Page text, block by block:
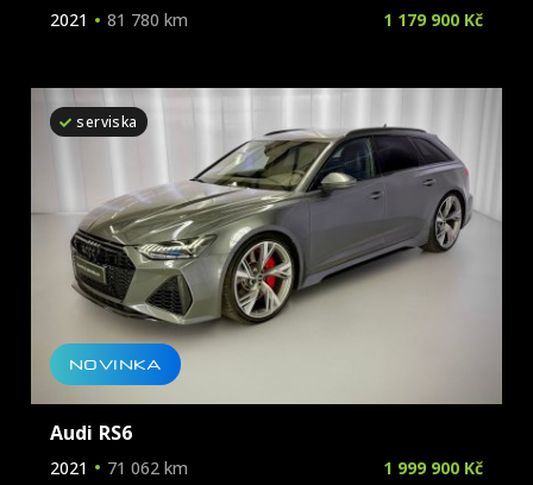
2021 81 780 km 1 179 900 Kč
NOVINKA
serviska
Audi RS6
2021 71 062 km 1 999 900 Kč